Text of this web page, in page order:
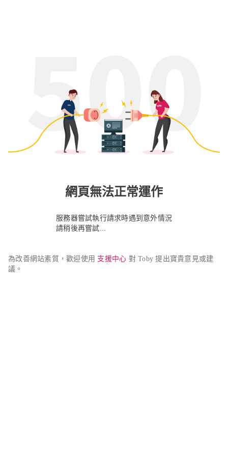
網頁無法正常運作
服務器嘗試執行請求時遇到意外情況
請稍後再嘗試...
為改善網站素質，歡迎使用 支援中心 對 Toby 提出寶貴意見或建
議。